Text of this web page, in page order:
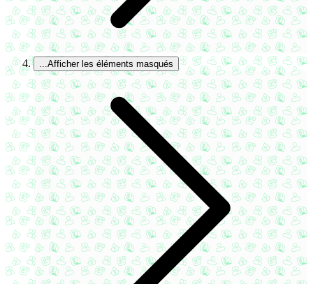
Afficher les éléments masqués